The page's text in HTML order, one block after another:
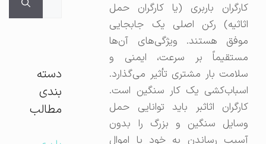
کارگران باربری (یا کارگران حمل
اثاثیه) رکن اصلی یک جابجایی
موفق هستند. ویژگی‌های آن‌ها
مستقیماً بر سرعت، ایمنی و
سلامت بار مشتری تأثیر می‌گذارد.
اسباب‌کشی یک کار سنگین است.
کارگران اثاثبر باید توانایی حمل
وسایل سنگین و بزرگ را بدون
آسیب رساندن به خود یا اموال
دسته
بندی
مطالب